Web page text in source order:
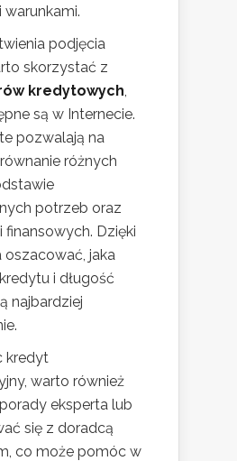
podjęcia
skorzystać z
kredytowych
są w Internecie.
pozwalają na
różnych
potrzeb oraz
Dzięki
oszacować, jaka
i długość
najbardziej
kredyt
warto również
eksperta lub
się z doradcą
co może pomóc w